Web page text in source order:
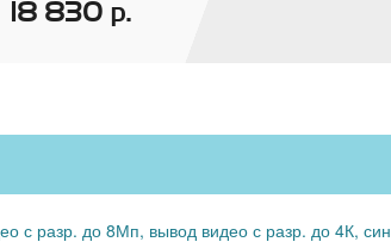
18 830 р.
с разр. до 8Мп, вывод видео с разр. до 4К,